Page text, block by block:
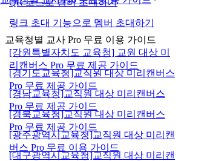
링크 초대 기능으로 멤버 초대하기
교육청별 교사 Pro 무료 이용 가이드
[강원특별자치도 교육청] 교원 대상 미
리캔버스 Pro 무료 제공 가이드
[경기도교육청]교직원 대상 미리캔버스
Pro 무료 제공 가이드
[경남교육청]교직원 대상 미리캔버스
Pro 무료 제공 가이드
[경북교육청]교직원 대상 미리캔버스
Pro 무료 제공 가이드
[광주광역시교육청]교직원 대상 미리캔
버스 Pro 무료 이용 가이드
[대구광역시교육청]교직원 대상 미리캔